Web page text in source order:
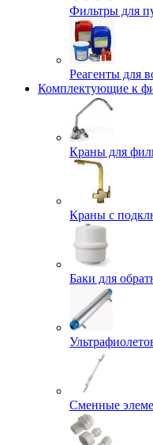
Фильтры для
Реагенты для
Комплектующие к
Краны для
Краны с
Баки для
Сменные